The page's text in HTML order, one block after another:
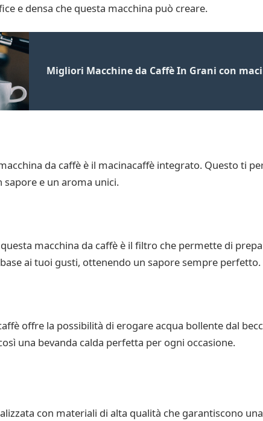
e densa che questa macchina può creare.
Migliori Macchine da Caffè In Grani con
da caffè è il macinacaffè integrato. Questo ti
e un aroma unici.
macchina da caffè è il filtro che permette di
ai tuoi gusti, ottenendo un sapore sempre perfetto.
offre la possibilità di erogare acqua bollente dal
una bevanda calda perfetta per ogni occasione.
con materiali di alta qualità che garantiscono